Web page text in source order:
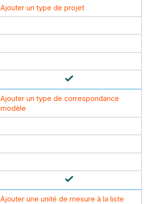
Ajouter un type de projet
Ajouter un type de correspondance
modèle
Ajouter une unité de mesure à la liste